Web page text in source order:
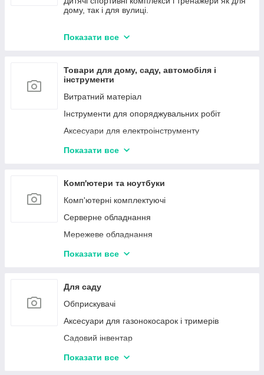
Домашній текстіль
дому, так і для вулиці.
Для самих маленьких
Прогулянки і активний відпочинок
Коляски і автокрісла
Маркери, фломастери
Дитячі залізниці, автотреки
Товари для мам
Показати все
Товари для дому, саду, автомобіля і
інструменти
Витратний матеріал
Інструменти для опоряджувальних робіт
Аксесуари для електроінструменту
Набори інструментів
Блоки живлення для LED стрічок
Маринаторы побутові
Соковижималки
Диспенсери
Електричні грілки
Показати все
Комп'ютери та ноутбуки
Комп'ютерні комплектуючі
Серверне обладнання
Мережеве обладнання
Офісна техніка
Акумулятори для радіокерованих моделей
Блоки живлення для комп'ютерів
Мережеве обладнання Planet
Bluetooth-адаптери
Процесори
Показати все
Для саду
Обприскувачі
Аксесуари для газонокосарок і тримерів
Садовий інвентар
Приладдя для поливу
Показати все